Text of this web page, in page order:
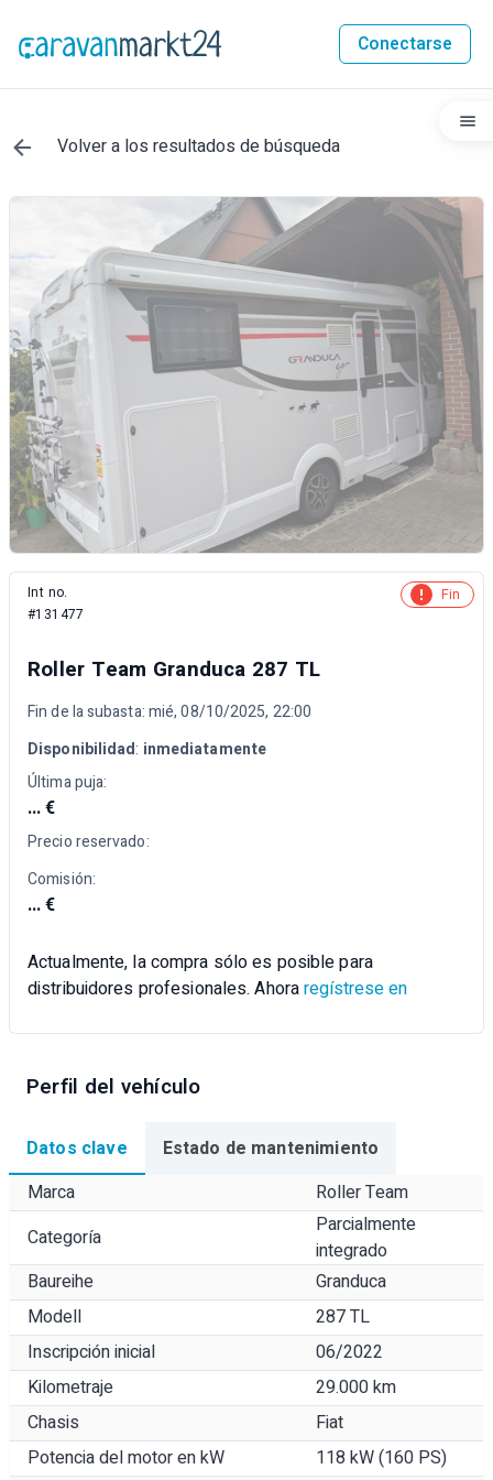
Conectarse
Volver a los resultados de búsqueda
Int no.
#131477
Fin
Roller Team Granduca 287 TL
Fin de la subasta: mié, 08/10/2025, 22:00
Disponibilidad: inmediatamente
Última puja:
... €
Precio reservado:
Comisión:
... €
Actualmente, la compra sólo es posible para
distribuidores profesionales. Ahoraregístrese en
Perfil del vehículo
Datos clave
Estado de mantenimiento
Marca
Roller Team
Categoría
Parcialmente
integrado
Baureihe
Granduca
Modell
287 TL
Inscripción inicial
06/2022
Kilometraje
29.000 km
Chasis
Fiat
Potencia del motor en kW
118 kW (160 PS)